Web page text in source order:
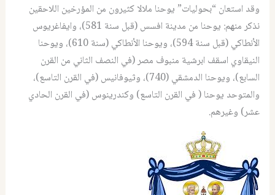
وقد استعان “بحوليات” يوحنا ملالا كثيرون من المؤرخين اللاحقين
نذكر منهم: يوحنا من مدينة افسس (قبل سنة 581)، وايفاغريوس
الأنطاكي (قبل سنة 594)، ويوحنا الأنطاكي (سنة 610)، ويوحنا
النيقاوي اسقف ابرشية منبوف مصر (في النصف الثاني من القرن
السابع)، ويوحنا الدمشقي (740)، وثيوفانيس (في القرن التاسع)،
والمتوحد يوحنا ( في القرن التاسع) وكندرينوس (في القرن الحادي
عشر) وغيرهم.